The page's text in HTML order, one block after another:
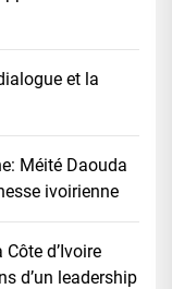
et la
Méité Daouda
ivoirienne
d’Ivoire
d’un leadership